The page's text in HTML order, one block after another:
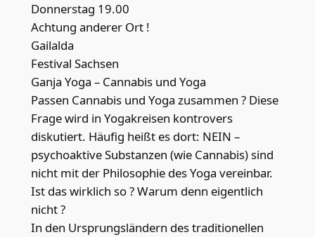
Donnerstag 19.00
Achtung anderer Ort !
Gailalda
Festival Sachsen
Ganja Yoga – Cannabis und Yoga
Passen Cannabis und Yoga zusammen ? Diese
Frage wird in Yogakreisen kontrovers
diskutiert. Häufig heißt es dort: NEIN –
psychoaktive Substanzen (wie Cannabis) sind
nicht mit der Philosophie des Yoga vereinbar.
Ist das wirklich so ? Warum denn eigentlich
nicht ?
In den Ursprungsländern des traditionellen